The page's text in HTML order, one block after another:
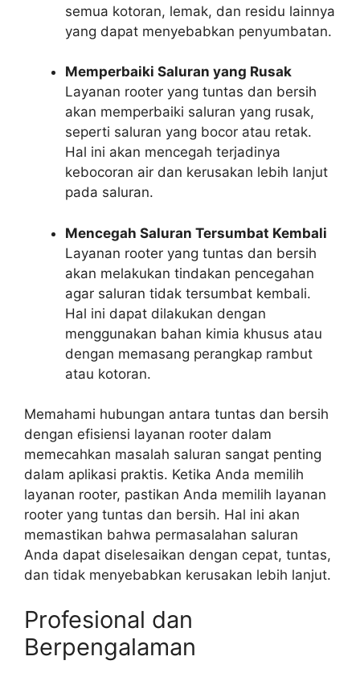
semua kotoran, lemak, dan residu lainnya
yang dapat menyebabkan penyumbatan.
Memperbaiki Saluran yang Rusak
Layanan rooter yang tuntas dan bersih
akan memperbaiki saluran yang rusak,
seperti saluran yang bocor atau retak.
Hal ini akan mencegah terjadinya
kebocoran air dan kerusakan lebih lanjut
pada saluran.
Mencegah Saluran Tersumbat Kembali
Layanan rooter yang tuntas dan bersih
akan melakukan tindakan pencegahan
agar saluran tidak tersumbat kembali.
Hal ini dapat dilakukan dengan
menggunakan bahan kimia khusus atau
dengan memasang perangkap rambut
atau kotoran.
Memahami hubungan antara tuntas dan bersih
dengan efisiensi layanan rooter dalam
memecahkan masalah saluran sangat penting
dalam aplikasi praktis. Ketika Anda memilih
layanan rooter, pastikan Anda memilih layanan
rooter yang tuntas dan bersih. Hal ini akan
memastikan bahwa permasalahan saluran
Anda dapat diselesaikan dengan cepat, tuntas,
dan tidak menyebabkan kerusakan lebih lanjut.
Profesional dan
Berpengalaman